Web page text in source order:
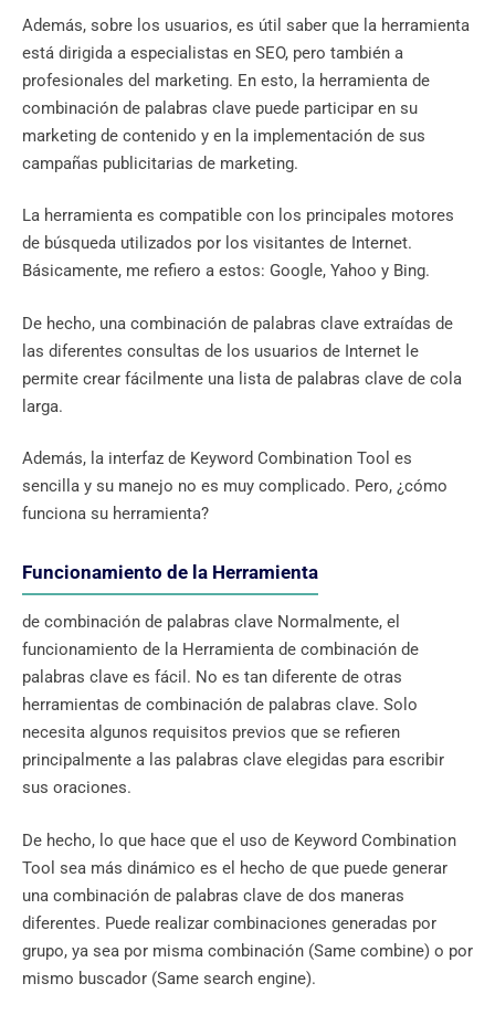
Además, sobre los usuarios, es útil saber que la herramienta
está dirigida a especialistas en SEO, pero también a
profesionales del marketing. En esto, la herramienta de
combinación de palabras clave puede participar en su
marketing de contenido y en la implementación de sus
campañas publicitarias de marketing.
La herramienta es compatible con los principales motores
de búsqueda utilizados por los visitantes de Internet.
Básicamente, me refiero a estos: Google, Yahoo y Bing.
De hecho, una combinación de palabras clave extraídas de
las diferentes consultas de los usuarios de Internet le
permite crear fácilmente una lista de palabras clave de cola
larga.
Además, la interfaz de Keyword Combination Tool es
sencilla y su manejo no es muy complicado. Pero, ¿cómo
funciona su herramienta?
Funcionamiento de la Herramienta
de combinación de palabras clave Normalmente, el
funcionamiento de la Herramienta de combinación de
palabras clave es fácil. No es tan diferente de otras
herramientas de combinación de palabras clave. Solo
necesita algunos requisitos previos que se refieren
principalmente a las palabras clave elegidas para escribir
sus oraciones.
De hecho, lo que hace que el uso de Keyword Combination
Tool sea más dinámico es el hecho de que puede generar
una combinación de palabras clave de dos maneras
diferentes. Puede realizar combinaciones generadas por
grupo, ya sea por misma combinación (Same combine) o por
mismo buscador (Same search engine).